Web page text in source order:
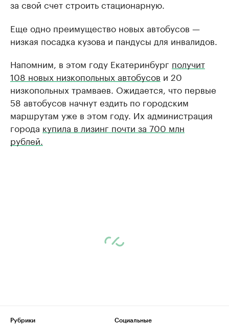
за свой счет строить стационарную.
Еще одно преимущество новых автобусов —
низкая посадка кузова и пандусы для инвалидов.
Напомним, в этом году Екатеринбург получит
108 новых низкопольных автобусов и 20
низкопольных трамваев. Ожидается, что первые
58 автобусов начнут ездить по городским
маршрутам уже в этом году. Их администрация
города купила в лизинг почти за 700 млн
рублей.
Рубрики
Социальные